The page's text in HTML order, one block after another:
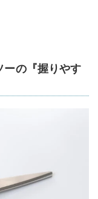
の『握りやす